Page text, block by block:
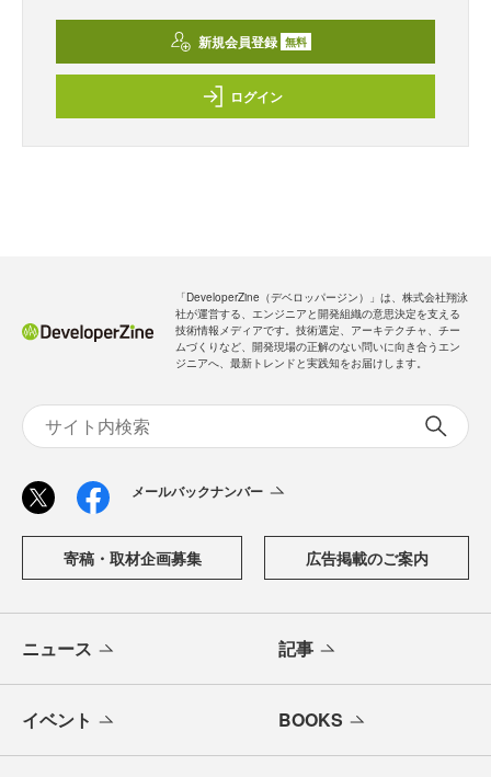
新規会員登録 無料
ログイン
「DeveloperZine（デベロッパージン）」は、株式会社翔泳
社が運営する、エンジニアと開発組織の意思決定を支える
技術情報メディアです。技術選定、アーキテクチャ、チー
ムづくりなど、開発現場の正解のない問いに向き合うエン
ジニアへ、最新トレンドと実践知をお届けします。
メールバックナンバー
寄稿・取材企画募集 広告掲載のご案内
ニュース 記事
イベント BOOKS